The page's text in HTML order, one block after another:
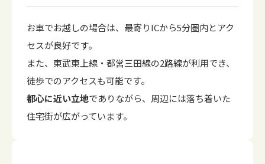
お車でお越しの場合は、最寄りICから5分圏内とアク
セスが良好です。
また、東武東上線・都営三田線の2路線が利用でき、
徒歩でのアクセスも可能です。
都心に近い立地でありながら、周辺には落ち着いた
住宅街が広がっています。